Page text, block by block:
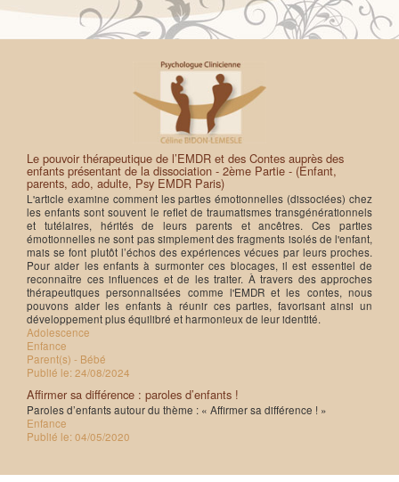
Le pouvoir thérapeutique de l’EMDR et des Contes auprès des
enfants présentant de la dissociation - 2ème Partie - (Enfant,
parents, ado, adulte, Psy EMDR Paris)
L'article examine comment les parties émotionnelles (dissociées) chez
les enfants sont souvent le reflet de traumatismes transgénérationnels
et tutélaires, hérités de leurs parents et ancêtres. Ces parties
émotionnelles ne sont pas simplement des fragments isolés de l'enfant,
mais se font plutôt l’échos des expériences vécues par leurs proches.
Pour aider les enfants à surmonter ces blocages, il est essentiel de
reconnaître ces influences et de les traiter. À travers des approches
thérapeutiques personnalisées comme l'EMDR et les contes, nous
pouvons aider les enfants à réunir ces parties, favorisant ainsi un
développement plus équilibré et harmonieux de leur identité.
Adolescence
Enfance
Parent(s) - Bébé
Publié le: 24/08/2024
Affirmer sa différence : paroles d’enfants !
Paroles d’enfants autour du thème : « Affirmer sa différence ! »
Enfance
Publié le: 04/05/2020